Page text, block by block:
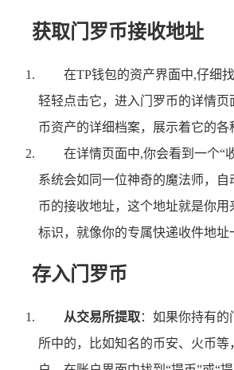
获取门罗币接收地址
在TP钱包的资产界面中,仔细
轻轻点击它，进入门罗币的详情页
币资产的详细档案，展示着它的各
在详情页面中,你会看到一个“
系统会如同一位神奇的魔法师，自
币的接收地址，这个地址就是你
标识，就像你的专属快递收件地址
存入门罗币
从交易所提取：如果你持有
所中的，比如知名的币安、火币